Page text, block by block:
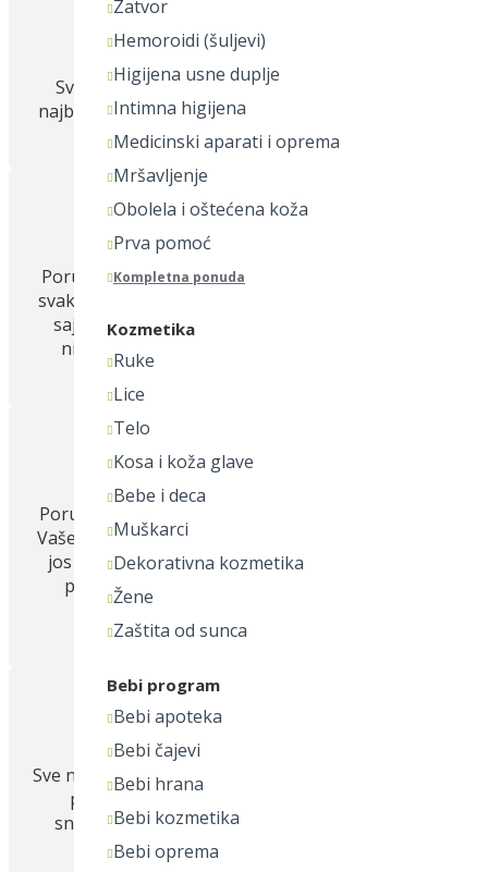
Zatvor
Hemoroidi (šuljevi)
Higijena usne duplje
Intimna higijena
Medicinski aparati i oprema
Mršavljenje
Obolela i oštećena koža
Prva pomoć
Kompletna ponuda
Kozmetika
Ruke
Lice
Telo
Kosa i koža glave
Bebe i deca
Muškarci
Dekorativna kozmetika
Žene
Zaštita od sunca
Bebi program
Bebi apoteka
Bebi čajevi
Bebi hrana
Bebi kozmetika
Bebi oprema
Svaka čast! Cenovno
najbolja apoteka u Srbiji.
Aleksandar
Poručujem već 2 godine
svakog meseca sa Vašeg
sajta, nikada nije bilo
nikakvih problema.
Miloš
Poručila sam kolagen sa
Vašeg sajta, a dobila sam
jos 3 poklona u okviru
paketa. Hvala Vam
najlepše!
Tanja
Sve na jednom mestu, sajt
pregledan, lak za
snalaženje. Baš kako
treba!